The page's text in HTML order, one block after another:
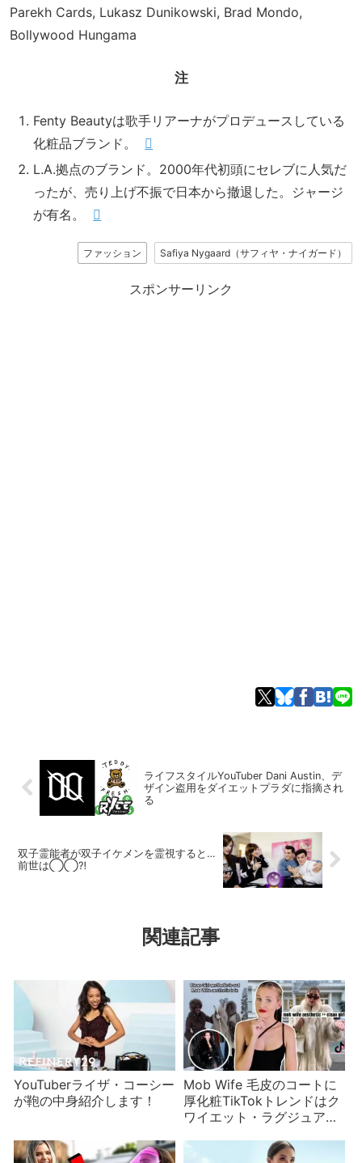
Parekh Cards, Lukasz Dunikowski, Brad Mondo,
Bollywood Hungama
注
Fenty Beautyは歌手リアーナがプロデュースしている
化粧品ブランド。
L.A.拠点のブランド。2000年代初頭にセレブに人気だ
ったが、売り上げ不振で日本から撤退した。ジャージ
が有名。
ファッション Safiya Nygaard（サフィヤ・ナイガード）
スポンサーリンク
ライフスタイルYouTuber Dani Austin、デ
ザイン盗用をダイエットプラダに指摘され
る
双子霊能者が双子イケメンを霊視すると…
前世は◯◯⁈
関連記事
YouTuberライザ・コーシー
が鞄の中身紹介します！
Mob Wife 毛皮のコートに
厚化粧TikTokトレンドはク
ワイエット・ラグジュアリ